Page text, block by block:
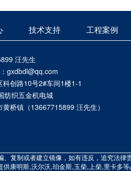
技术支持 工程案例
汪先生
gxdbdl@qq.com
创路10号2#车间1楼1-1
纺织五金机电城
桥镇（13667715899 汪先生）
复制或者建立镜像，如有违反，追究法律
康明斯,沃尔沃,珀金斯,玉柴,上柴,里卡多等